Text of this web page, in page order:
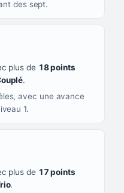
des sept.
mauve
plus de 18 points
.
avec une avance
1.
beige
plus de 17 points
.